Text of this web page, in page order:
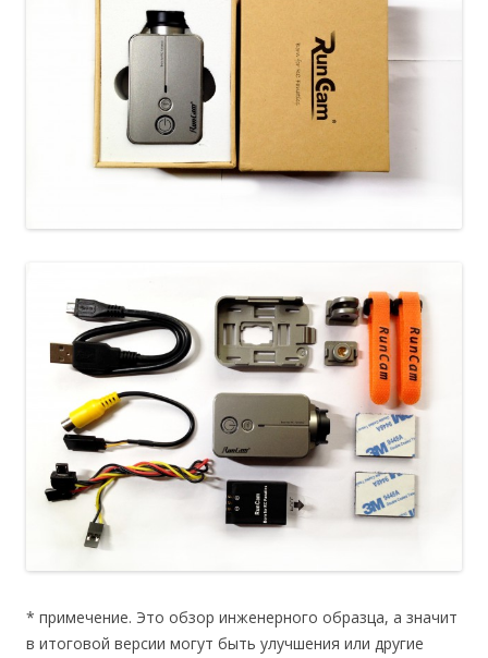
* примечение. Это обзор инженерного образца, а значит
в итоговой версии могут быть улучшения или другие